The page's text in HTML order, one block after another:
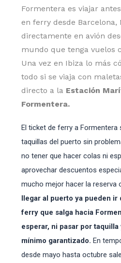
Formentera es viajar
en ferry desde Barcelona,
directamente en avión
mundo que tenga vuelos
Una vez en Ibiza lo más
todo si se viaja con
directo a la Estación
Formentera.
El ticket de ferry a Formentera
taquillas del puerto sin
no tener que hacer colas ni
aprovechar descuentos
mucho mejor hacer la reserva
llegar al puerto ya pueden
ferry que salga hacia
esperar, ni pasar por
mínimo garantizado. En
desde mayo hasta octubre